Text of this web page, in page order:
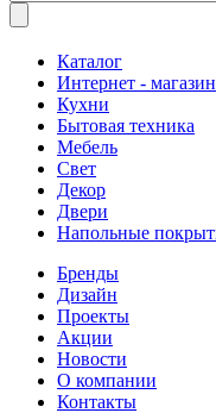
Каталог
Интернет - магазин
Кухни
Бытовая техника
Мебель
Свет
Декор
Двери
Напольные
Бренды
Дизайн
Проекты
Акции
Новости
О компании
Контакты